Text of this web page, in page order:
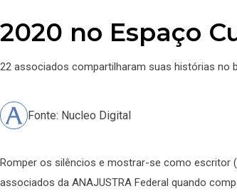
2020 no Espaço
22 associados compartilharam suas histórias no
Fonte: Nucleo Digital
Romper os silêncios e mostrar-se como escritor
associados da ANAJUSTRA Federal quando